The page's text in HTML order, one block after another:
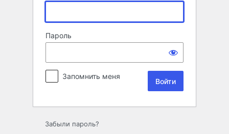
Пароль
Запомнить меня
Забыли пароль?